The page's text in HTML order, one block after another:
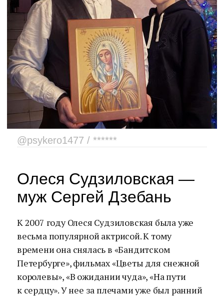
@psykero1477 / ******
Олеся Судзиловская —
муж Сергей Дзебань
К 2007 году Олеся Судзиловская была уже
весьма популярной актрисой. К тому
времени она снялась в «Бандитском
Петербурге», фильмах «Цветы для снежной
королевы», «В ожидании чуда», «На пути
к сердцу». У нее за плечами уже был ранний